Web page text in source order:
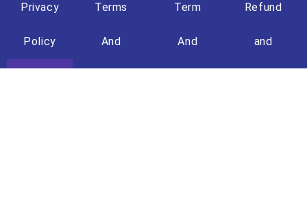
Privacy
Policy
Terms
And
Term
And
Refund
and